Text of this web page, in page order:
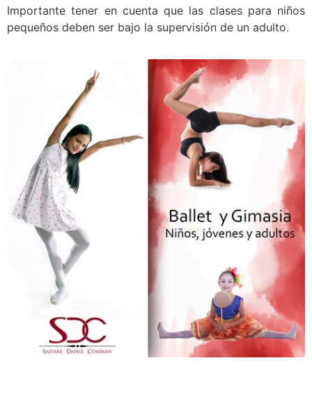
Importante tener en cuenta que las clases para niños
pequeños deben ser bajo la supervisión de un adulto.